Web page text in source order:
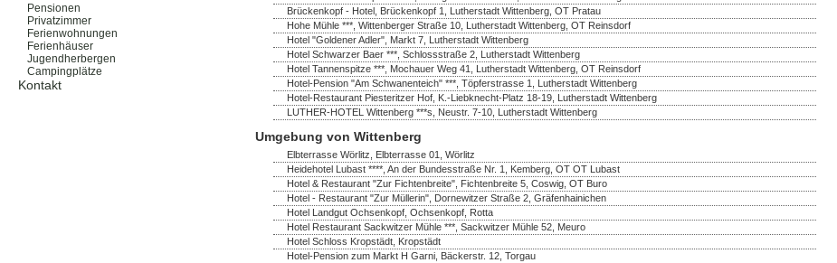
Pensionen
Privatzimmer
Ferienwohnungen
Ferienhäuser
Jugendherbergen
Campingplätze
Kontakt
Brückenkopf - Hotel, Brückenkopf 1, Lutherstadt Wittenberg, OT Pratau
Hohe Mühle ***, Wittenberger Straße 10, Lutherstadt Wittenberg, OT Reinsdorf
Hotel "Goldener Adler", Markt 7, Lutherstadt Wittenberg
Hotel Schwarzer Baer ***, Schlossstraße 2, Lutherstadt Wittenberg
Hotel Tannenspitze ***, Mochauer Weg 41, Lutherstadt Wittenberg, OT Reinsdorf
Hotel-Pension "Am Schwanenteich" ***, Töpferstrasse 1, Lutherstadt Wittenberg
Hotel-Restaurant Piesteritzer Hof, K.-Liebknecht-Platz 18-19, Lutherstadt Wittenberg
LUTHER-HOTEL Wittenberg ***s, Neustr. 7-10, Lutherstadt Wittenberg
Umgebung von Wittenberg
Elbterrasse Wörlitz, Elbterrasse 01, Wörlitz
Heidehotel Lubast ****, An der Bundesstraße Nr. 1, Kemberg, OT OT Lubast
Hotel & Restaurant "Zur Fichtenbreite", Fichtenbreite 5, Coswig, OT Buro
Hotel - Restaurant "Zur Müllerin", Dornewitzer Straße 2, Gräfenhainichen
Hotel Landgut Ochsenkopf, Ochsenkopf, Rotta
Hotel Restaurant Sackwitzer Mühle ***, Sackwitzer Mühle 52, Meuro
Hotel Schloss Kropstädt, Kropstädt
Hotel-Pension zum Markt H Garni, Bäckerstr. 12, Torgau